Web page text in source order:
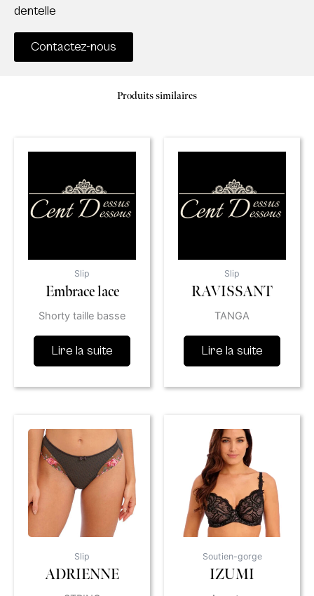
dentelle
Contactez-nous
Produits similaires
Slip
Embrace lace
Shorty taille basse
Lire la suite
Slip
RAVISSANT
TANGA
Lire la suite
Slip
ADRIENNE
Soutien-gorge
IZUMI